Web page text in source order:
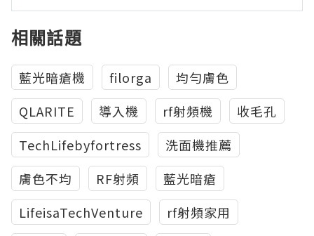
相關話題
藍光暗瘡機 filorga
均勻膚色
QLARITE
導入機 rf射頻機
收毛孔
TechLifebyfortress
洗面機推薦
膚色不均
RF射頻
藍光暗瘡
LifeisaTechVenture
rf射頻家用